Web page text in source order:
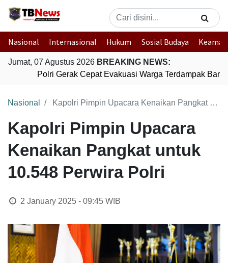
Nasional Internasional Hukum Sosial Budaya
Jumat, 07 Agustus 2026 BREAKING NEWS:
Polri Gerak Cepat Evakuasi Warga Terdampak Banjir
Nasional Kapolri Pimpin Upacara Kenaikan Pangkat untuk 10.548 Perwira Polri
Kapolri Pimpin Upacara
Kenaikan Pangkat untuk
10.548 Perwira Polri
2 January 2025 - 09:45WIB